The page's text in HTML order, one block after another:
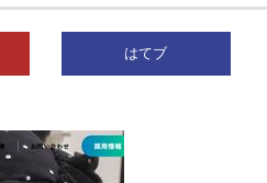
はてブ